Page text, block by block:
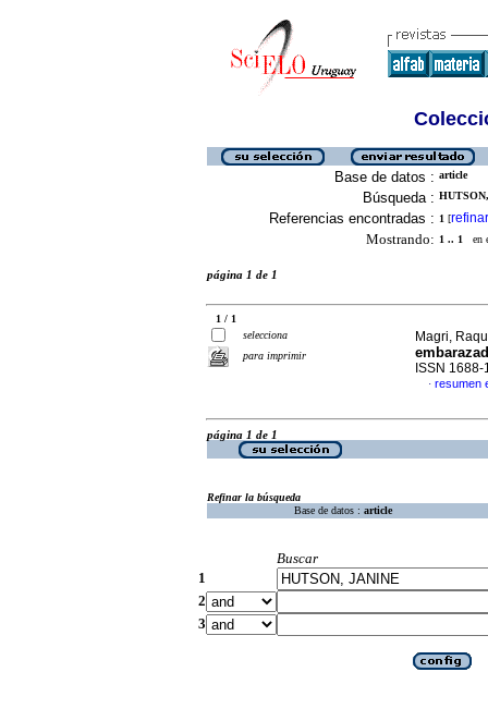
Base de datos : article
Búsqueda :
Referencias encontradas : 1 [refinar
Mostrando: 1 .. 1 en
página 1 de 1
1 / 1
selecciona
para imprimir
Magri,
ISSN 1688-
· resumen
página 1 de 1
Refinar la búsqueda
Base de datos : article
Buscar
1
2
3